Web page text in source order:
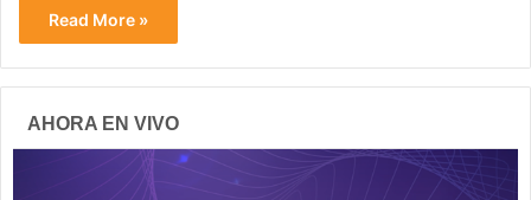
Read More »
AHORA EN VIVO